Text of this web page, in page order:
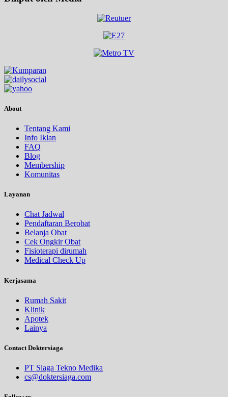
About
Tentang Kami
Info Iklan
FAQ
Blog
Membership
Komunitas
Layanan
Chat Jadwal
Pendaftaran Berobat
Belanja Obat
Cek Ongkir Obat
Fisioterapi dirumah
Medical Check Up
Kerjasama
Rumah Sakit
Klinik
Apotek
Lainya
Contact Doktersiaga
PT Siaga Tekno Medika
cs@doktersiaga.com